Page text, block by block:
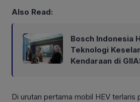
Also Read:
Bosch Indonesia
Teknologi
Kendaraan di
Di urutan pertama mobil HEV terlaris